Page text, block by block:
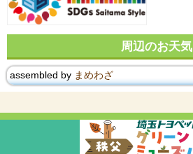
周辺のお天気
assembled by まめわざ